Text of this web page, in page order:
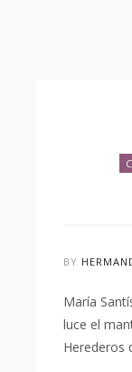
BY
María
luce el
Herederos